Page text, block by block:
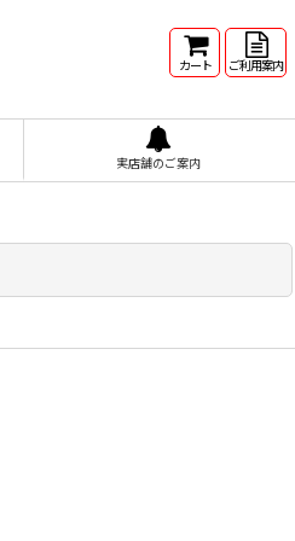
カート ご利用案内
実店舗のご案内